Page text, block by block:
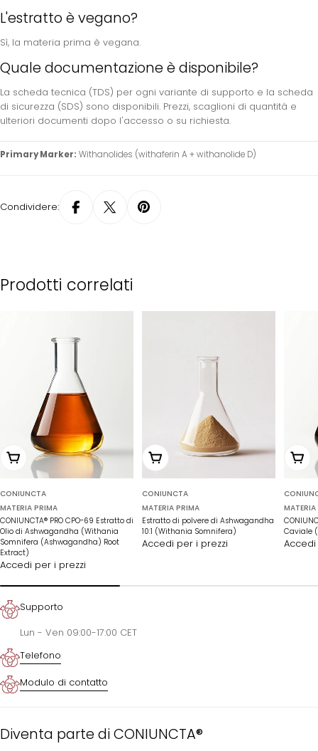
L'estratto è vegano?
Sì, la materia prima è vegana.
Quale documentazione è disponibile?
La scheda tecnica (TDS) per ogni variante di supporto e la scheda
di sicurezza (SDS) sono disponibili. Prezzi, scaglioni di quantità e
ulteriori documenti dopo l'accesso o su richiesta.
Primary Marker: Withanolides (withaferin A + withanolide D)
Condividere:
Prodotti correlati
Scegli le opzioni
CONIUNCTA
MATERIA PRIMA
CONIUNCTA® PRO CPO-69 Estratto di
Olio di Ashwagandha (Withania
Somnifera (Ashwagandha) Root
Extract)
Accedi per i prezzi
Aggiungi al carrello
CONIUNCTA
MATERIA PRIMA
Estratto di polvere di Ashwagandha
10:1 (Withania Somnifera)
Accedi per i prezzi
Caviale
Supporto
Lun - Ven 09:00-17:00 CET
Telefono
Modulo di contatto
Diventa parte di CONIUNCTA®